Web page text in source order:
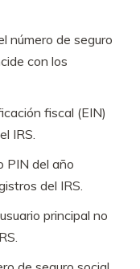
número de seguro
con los
fiscal (EIN)
IRS.
PIN del año
del IRS.
principal no